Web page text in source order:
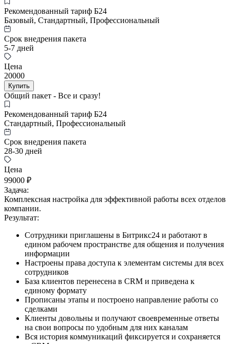
Рекомендованный тариф Б24
Базовый, Стандартный, Профессиональный
Срок внедрения пакета
5-7 дней
Цена
20000
Купить
Общий пакет - Все и сразу!
Рекомендованный тариф Б24
Стандартный, Профессиональный
Срок внедрения пакета
28-30 дней
Цена
99000 ₽
Задача:
Комплексная настройка для эффективной работы всех отделов
компании.
Результат:
Сотрудники приглашены в Битрикс24 и работают в
едином рабочем пространстве для общения и получения
информации
Настроены права доступа к элементам системы для всех
сотрудников
База клиентов перенесена в CRM и приведена к
единому формату
Прописаны этапы и построено направление работы со
сделками
Клиенты довольны и получают своевременные ответы
на свои вопросы по удобным для них каналам
Вся история коммуникаций фиксируется и сохраняется